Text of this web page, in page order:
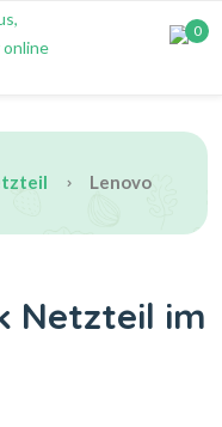
0
Lenovo
Netzteil im